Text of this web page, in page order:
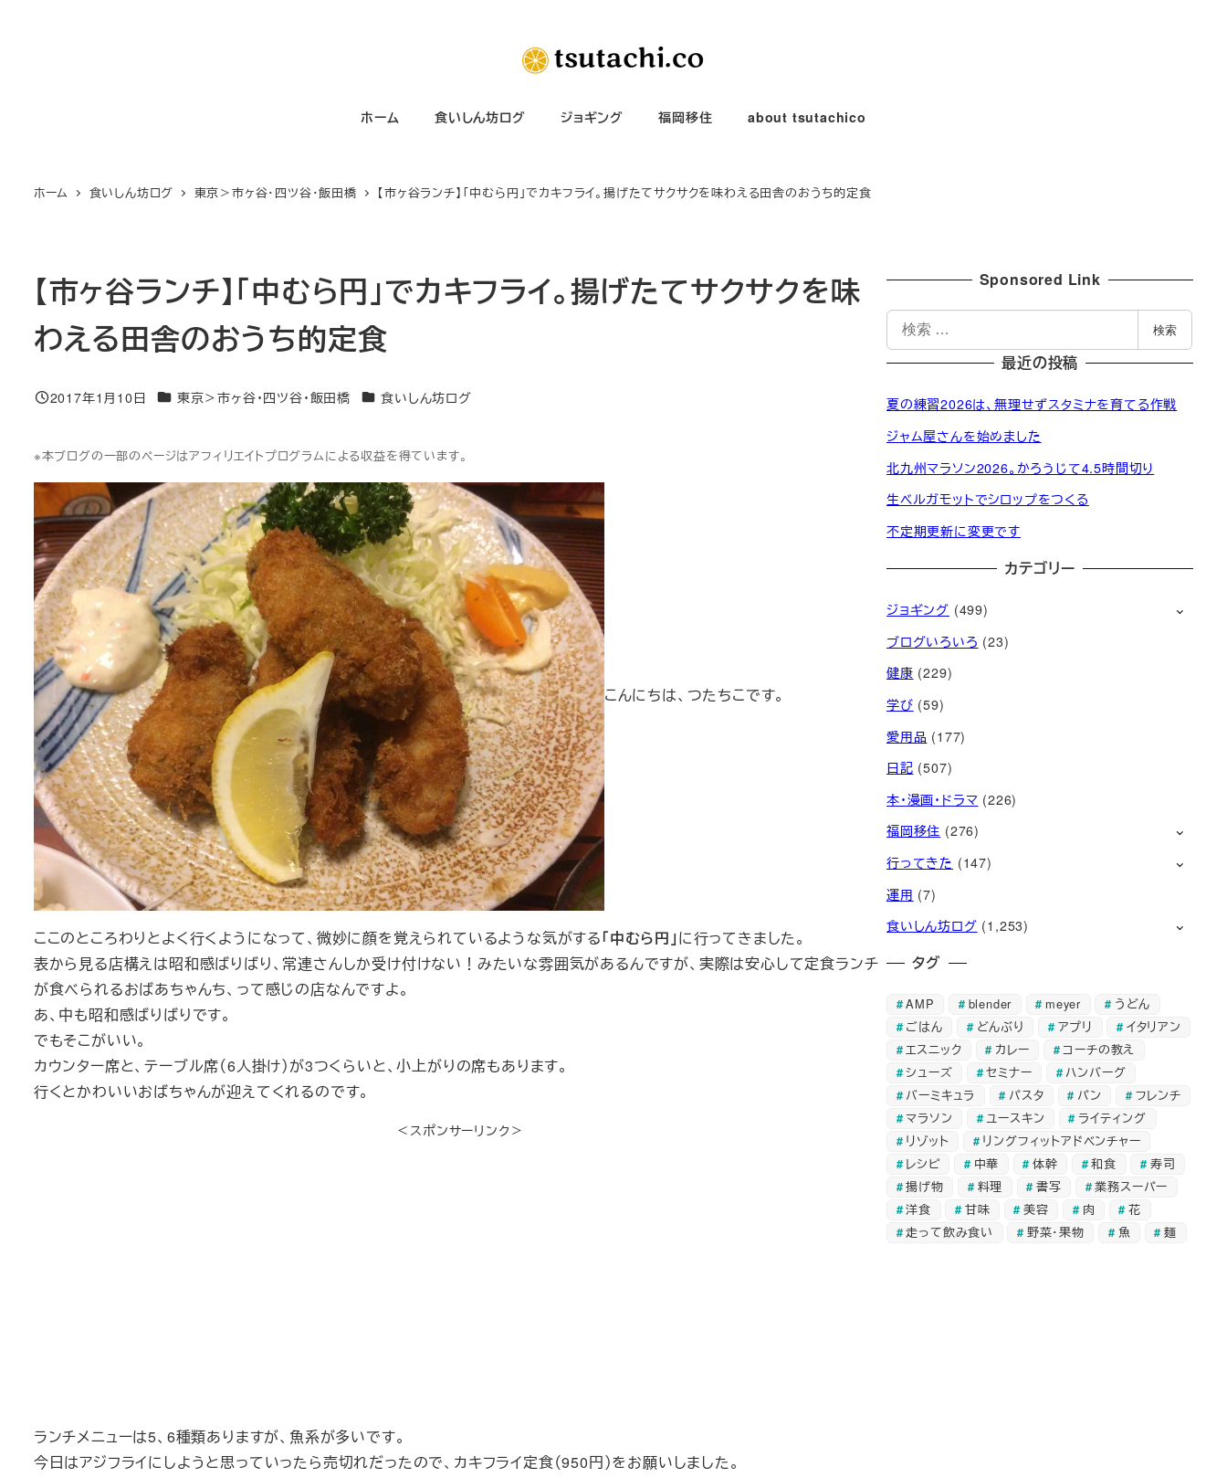
ホーム 食いしん坊ログ ジョギング 福岡移住 about tsutachico
ホーム 食いしん坊ログ 東京＞市ヶ谷・四ツ谷・飯田橋 【市ヶ谷ランチ】「中むら円」でカキフライ。揚げたてサクサクを味わえる田舎のおうち的定食
【市ヶ谷ランチ】「中むら円」でカキフライ。揚げたてサクサクを味
わえる田舎のおうち的定食
投稿日
2017年1月10日 カテゴリー
東京＞市ヶ谷・四ツ谷・飯田橋 カテゴリー
食いしん坊ログ
※本ブログの一部のページはアフィリエイトプログラムによる収益を得ています。
こんにちは、つたちこです。
ここのところわりとよく行くようになって、微妙に顔を覚えられているような気がする「中むら円」に行ってきました。
表から見る店構えは昭和感ばりばり、常連さんしか受け付けない！みたいな雰囲気があるんですが、実際は安心して定食ランチ
が食べられるおばあちゃんち、って感じの店なんですよ。
あ、中も昭和感ばりばりです。
でもそこがいい。
カウンター席と、テーブル席（6人掛け）が3つくらいと、小上がりの席もあります。
行くとかわいいおばちゃんが迎えてくれるのです。
＜スポンサーリンク＞
ランチメニューは5、6種類ありますが、魚系が多いです。
今日はアジフライにしようと思っていったら売切れだったので、カキフライ定食（950円）をお願いしました。
Sponsored Link
索
検索
最近の投稿
夏の練習2026は、無理せずスタミナを育てる作戦
ジャム屋さんを始めました
北九州マラソン2026。かろうじて4.5時間切り
生ベルガモットでシロップをつくる
不定期更新に変更です
カテゴリー
ジョギング (499)
ブログいろいろ (23)
健康 (229)
学び (59)
愛用品 (177)
日記 (507)
本・漫画・ドラマ (226)
福岡移住 (276)
行ってきた (147)
運用 (7)
食いしん坊ログ (1,253)
タグ
AMP blender meyer
うどん
ごはん
どんぶり アプリ
イタリアン
エスニック
カレー
コーチの教え
シューズ
セミナー
ハンバーグ
バーミキュラ
パスタ パン
フレンチ
マラソン
ユースキン
ライティング
リゾット
リングフィットアドベンチャー
レシピ
中華 体幹 和食
寿司
揚げ物
料理 書写
業務スーパー
洋食
甘味 美容 肉
花
走って飲み食い
野菜・果物 魚 麺